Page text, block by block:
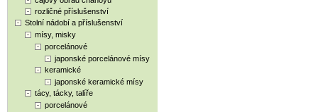
rozličné příslušenství
Stolní nádobí a příslušenství
mísy, misky
porcelánové
japonské porcelánové mísy
keramické
japonské keramické mísy
tácy, tácky, talíře
porcelánové